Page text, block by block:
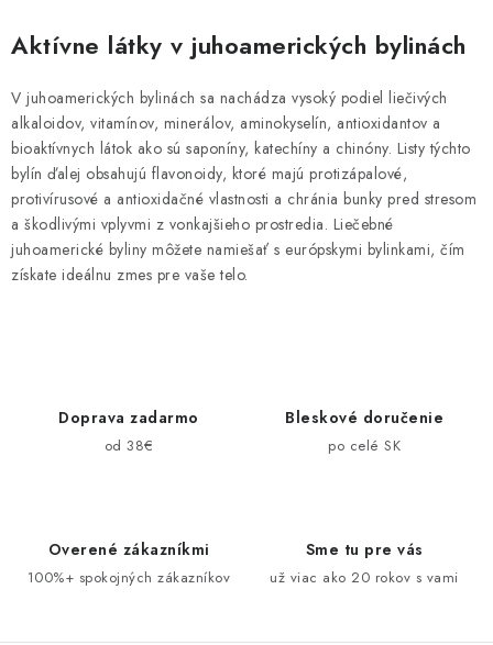
Aktívne látky v juhoamerických bylinách
V juhoamerických bylinách sa nachádza vysoký podiel liečivých
alkaloidov, vitamínov, minerálov, aminokyselín, antioxidantov a
bioaktívnych látok ako sú saponíny, katechíny a chinóny. Listy týchto
bylín ďalej obsahujú flavonoidy, ktoré majú protizápalové,
protivírusové a antioxidačné vlastnosti a chránia bunky pred stresom
a škodlivými vplyvmi z vonkajšieho prostredia. Liečebné
juhoamerické byliny môžete namiešať s európskymi bylinkami, čím
získate ideálnu zmes pre vaše telo.
Doprava zadarmo
od 38€
Bleskové doručenie
po celé SK
Overené zákazníkmi
100%+ spokojných zákazníkov
Sme tu pre vás
už viac ako 20 rokov s vami